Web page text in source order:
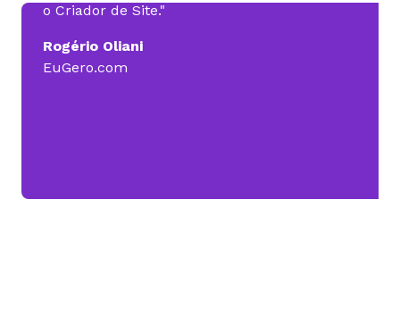
o Criador de Site."
Rogério Oliani
EuGero.com